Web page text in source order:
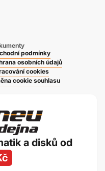
podmínky
osobních údajů
cookies
cookie souhlasu
a disků od